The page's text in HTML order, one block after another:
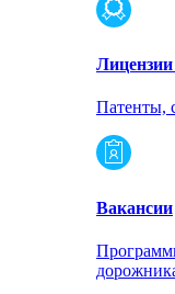
Патенты,
Вакансии